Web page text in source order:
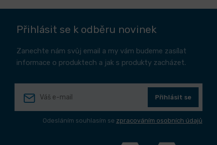
Přihlásit se k odběru novinek
Zanechte nám svůj email a my vám budeme zasílat
informace o produktech a jak s produkty zacházet.
Přihlásit se
Odesláním souhlasím se zpracováním osobních údajů